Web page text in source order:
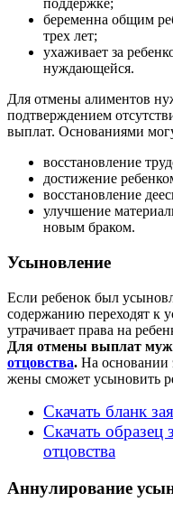
поддержке;
беременна общим
трех лет;
ухаживает за
нуждающейся.
Для отмены алиментов
подтверждением
выплат. Основаниями
восстановление
достижение
восстановление
улучшение
новым браком.
Усыновление
Если ребенок был
содержанию переходят к
утрачивает права на
Для отмены выплат
отцовства. На основании
жены сможет усыновить
Скачать бланк
Скачать образец
отцовства
Аннулирование